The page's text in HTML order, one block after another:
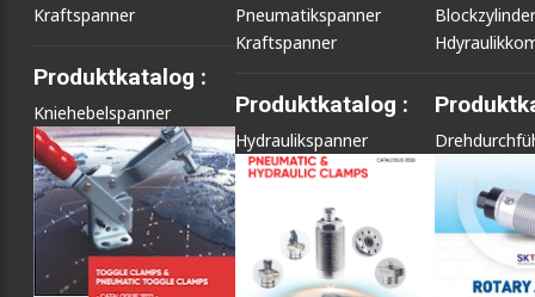
Kraftspanner
Produktkatalog :
Kniehebelspanner
Pneumatikspanner
Kraftspanner
Produktkatalog :
Hydraulikspanner
Blockzylinder